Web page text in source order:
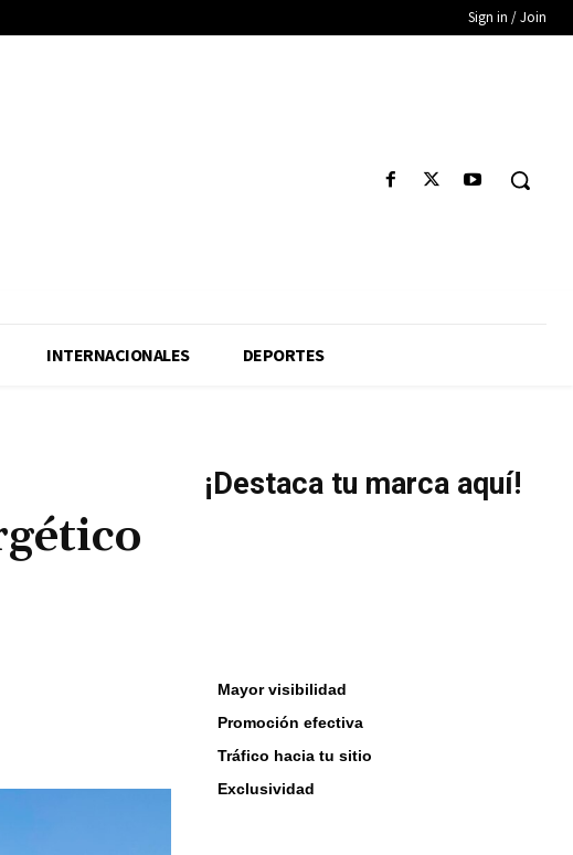
Sign in / Join
INTERNACIONALES DEPORTES
¡Destaca tu marca aquí!
Mayor visibilidad
Promoción efectiva
Tráfico hacia tu sitio
Exclusividad